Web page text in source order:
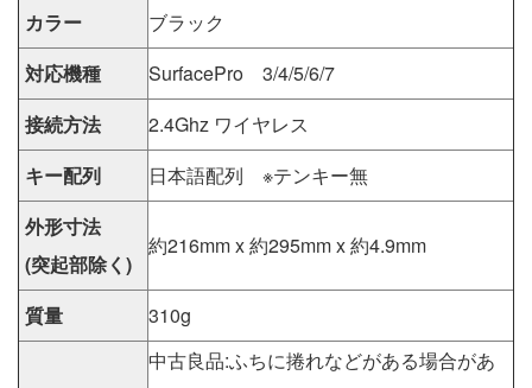
カラー
ブラック
対応機種
SurfacePro 3/4/5/6/7
接続方法
2.4Ghz ワイヤレス
キー配列
日本語配列 ※テンキー無
外形寸法
(突起部除く)
約216mm x 約295mm x 約4.9mm
質量 310g
中古良品:ふちに捲れなどがある場合があ